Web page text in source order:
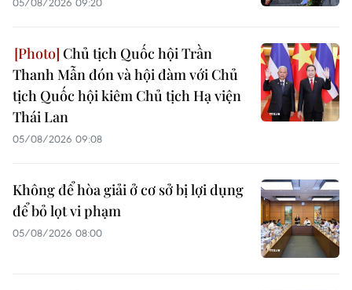
Chủ tịch Quốc hội Trần
Thanh Mẫn đón và hội đàm với Chủ
tịch Quốc hội kiêm Chủ tịch Hạ viện
Thái Lan
05/08/2026 09:08
Không để hòa giải ở cơ sở bị lợi dụng
để bỏ lọt vi phạm
05/08/2026 08:00